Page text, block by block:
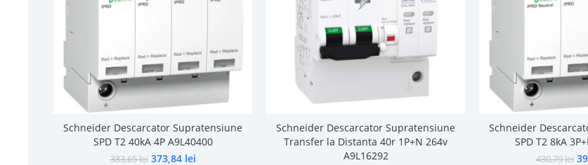
Schneider Descarcator Supratensiune
SPD T2 40kA 4P A9L40400
383,65lei 373,84 lei
Schneider Descarcator Supratensiune
Transfer la Distanta 40r 1P+N 264v
A9L16292
Schneider
SPD T2 8kA
430,79lei